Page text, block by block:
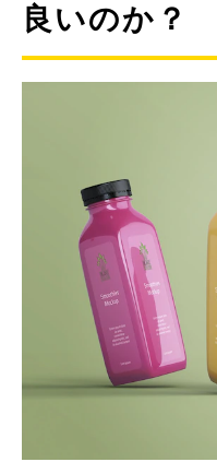
良いのか？